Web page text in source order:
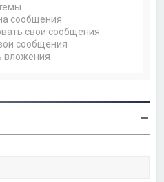
сообщения
свои сообщения
сообщения
вложения